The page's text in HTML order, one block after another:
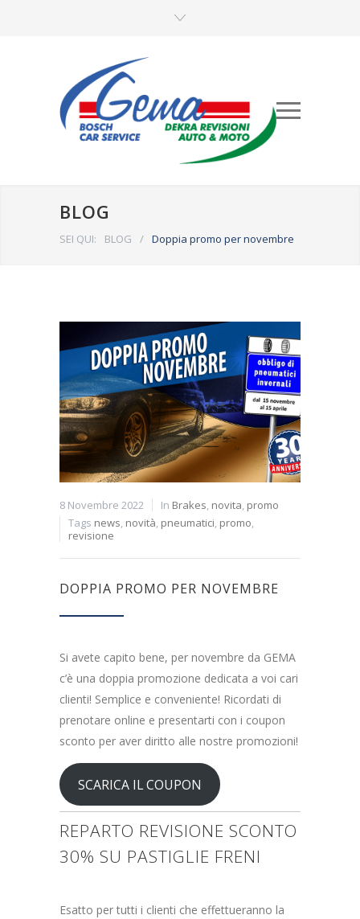
BLOG
SEI QUI: BLOG / Doppia promo per novembre
8 Novembre 2022 In Brakes, novita, promo
Tags news, novità, pneumatici, promo,
revisione
DOPPIA PROMO PER NOVEMBRE
Si avete capito bene, per novembre da GEMA
c’è una doppia promozione dedicata a voi cari
clienti! Semplice e conveniente! Ricordati di
prenotare online e presentarti con i coupon
sconto per aver diritto alle nostre promozioni!
SCARICA IL COUPON
REPARTO REVISIONE SCONTO
30% SU PASTIGLIE FRENI
Esatto per tutti i clienti che effettueranno la